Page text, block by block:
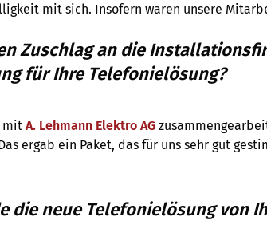
mit sich. Insofern waren unsere
Zuschlag an die
für Ihre Telefonielösung?
mit A. Lehmann Elektro AG
ergab ein Paket, das für uns sehr gut
die neue Telefonielösung von